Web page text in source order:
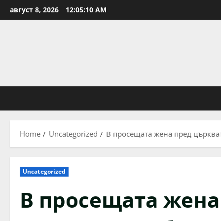
to
август 8, 2026 12:05:11 AM
Home Uncategorized В просещата жена пред
Uncategorized
В просещата